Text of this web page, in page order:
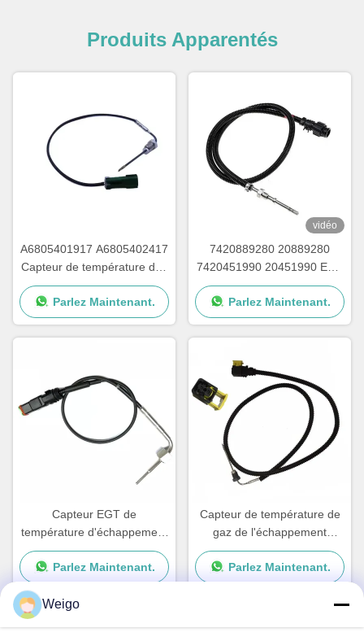
Produits Apparentés
A6805401917 A6805402417
Capteur de température des
gaz d'échappement pour le
cargo Detroit
Parlez Maintenant.
vidéo
7420889280 20889280
7420451990 20451990 EGT
Capteur de température des
gaz d'échappement des
camions DEUTZ
Parlez Maintenant.
Capteur EGT de
température d'échappement
de camion pour SCANIA OE
2265872 2253825 1882567
Parlez Maintenant.
Capteur de température de
gaz de l'échappement
0075424618 pour Mercedes
Benz Truck A0075424618
Parlez Maintenant.
Weigo